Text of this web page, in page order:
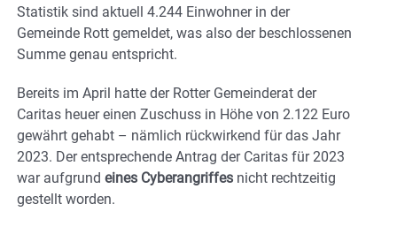
Statistik sind aktuell 4.244 Einwohner in der
Gemeinde Rott gemeldet, was also der beschlossenen
Summe genau entspricht.
Bereits im April hatte der Rotter Gemeinderat der
Caritas heuer einen Zuschuss in Höhe von 2.122 Euro
gewährt gehabt – nämlich rückwirkend für das Jahr
2023. Der entsprechende Antrag der Caritas für 2023
war aufgrund eines Cyberangriffes nicht rechtzeitig
gestellt worden.